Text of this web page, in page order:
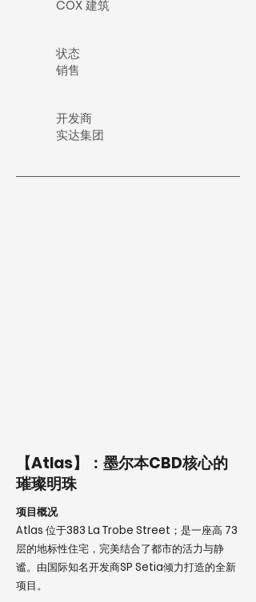
COX 建筑
​状态
销售
开发商
实达集团
【Atlas】：墨尔本CBD核心的
璀璨明珠
项目概况
Atlas 位于383 La Trobe Street；是一座高 73
层的地标性住宅，完美结合了都市的活力与静
谧。由国际知名开发商SP Setia倾力打造的全新
项目。